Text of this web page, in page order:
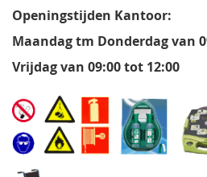
Openingstijden Kantoor:
Maandag tm Donderdag van
Vrijdag van 09:00 tot 12:00